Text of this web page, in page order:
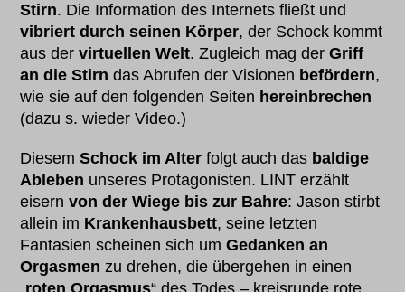
Stirn. Die Information des Internets fließt und
vibriert durch seinen Körper, der Schock kommt
aus dervirtuellen Welt. Zugleich mag derGriff
an die Stirn das Abrufen der Visionen befördern,
wie sie auf den folgenden Seiten hereinbrechen
(dazu s. wieder Video.)
DiesemSchock im Alter folgt auch das baldige
Ableben unseres Protagonisten. LINT erzählt
eisernvon der Wiege bis zur Bahre: Jason stirbt
allein im Krankenhausbett, seine letzten
Fantasien scheinen sich umGedanken an
Orgasmen zu drehen, die übergehen in einen